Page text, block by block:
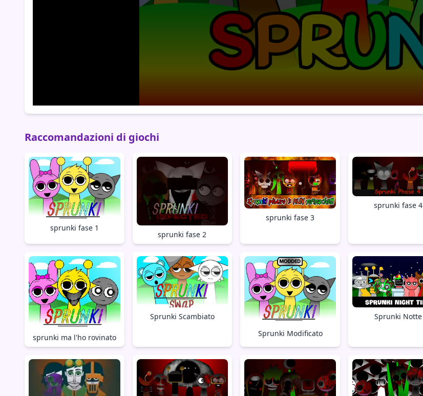
Raccomandazioni di giochi
sprunki fase 1
sprunki fase 2
sprunki fase 3
sprunki fase 4
sprunki ma l'ho rovinato
Sprunki Scambiato
Sprunki Modificato
Sprunki Notte